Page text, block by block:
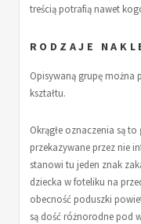
treścią potrafią nawet
RODZAJE
Opisywaną grupę można
kształtu.
Okrągłe oznaczenia są
przekazywane przez nie
stanowi tu jeden znak
dziecka w foteliku na
obecność poduszki
są dość różnorodne pod